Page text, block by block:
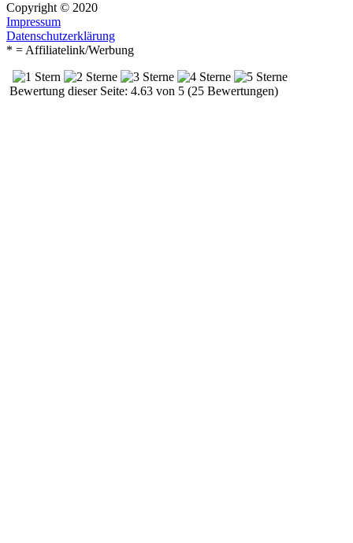
Copyright © 2020
Impressum
Datenschutzerklärung
* = Affiliatelink/Werbung
Bewertung dieser Seite: 4.63 von 5 (25 Bewertungen)